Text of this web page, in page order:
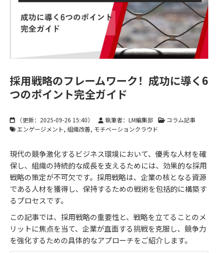
採用戦略のフレームワーク！成功に導く6
つのポイント完全ガイド
（更新： 2025-09-26 15:40） 執筆者：LM編集部
コラム記事
エンゲージメント 組織改善 モチベーションクラウド
現代の競争激化するビジネス環境において、優秀な人材を確
保し、組織の持続的な成長を支えるためには、効果的な採用
戦略の策定が不可欠です。採用戦略は、企業の核となる資源
である人材を獲得し、保持するための戦術を包括的に構築す
るプロセスです。
この記事では、採用戦略の重要性と、戦略を立てることのメ
リットに焦点を当て、企業が直面する挑戦を克服し、競争力
を強化するための具体的なアプローチをご紹介します。